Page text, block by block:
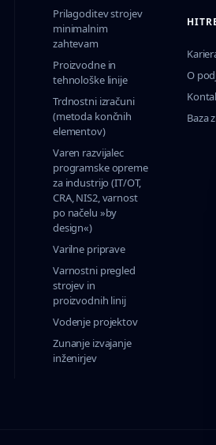
Prilagoditev strojev
minimalnim
zahtevam
Proizvodne in
tehnološke linije
Trdnostni izračuni
(metoda končnih
elementov)
Varen razvijalec
programske opreme
za industrijo (IT/OT,
CRA, NIS2, varnost
po načelu »by
design«)
Varilne priprave
Varnostni pregled
strojev in
proizvodnih linij
Vodenje projektov
Zunanje izvajanje
inženirjev
O
Baza